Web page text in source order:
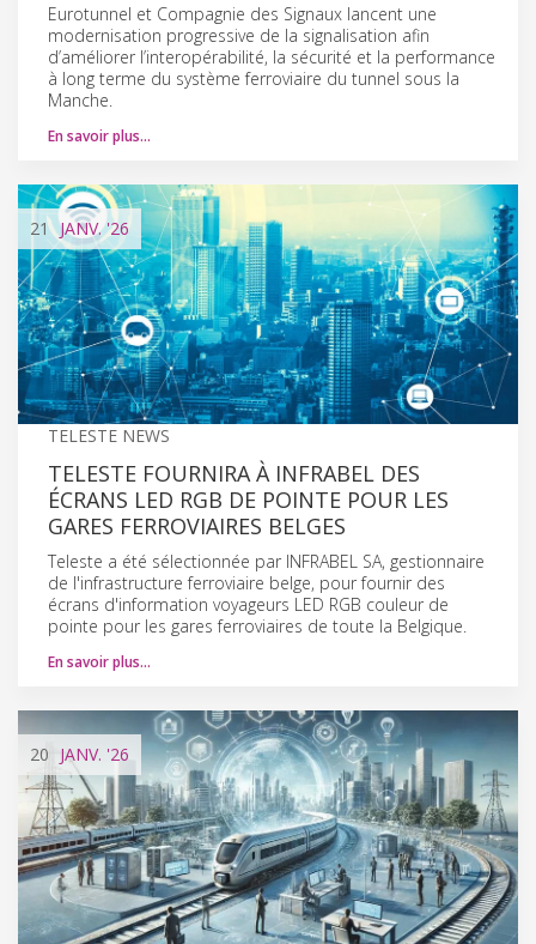
Eurotunnel et Compagnie des Signaux lancent une
modernisation progressive de la signalisation afin
d’améliorer l’interopérabilité, la sécurité et la performance
à long terme du système ferroviaire du tunnel sous la
Manche.
En savoir plus…
21 JANV.'26
TELESTE NEWS
TELESTE FOURNIRA À INFRABEL DES
ÉCRANS LED RGB DE POINTE POUR LES
GARES FERROVIAIRES BELGES
Teleste a été sélectionnée par INFRABEL SA, gestionnaire
de l'infrastructure ferroviaire belge, pour fournir des
écrans d'information voyageurs LED RGB couleur de
pointe pour les gares ferroviaires de toute la Belgique.
En savoir plus…
20 JANV. '26